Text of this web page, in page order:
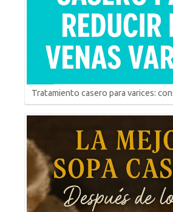
Tratamiento casero para varices: